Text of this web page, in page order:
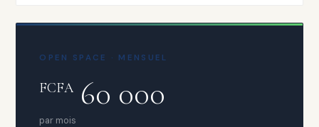
OPEN SPACE · MENSUEL
FCFA60 000
par mois